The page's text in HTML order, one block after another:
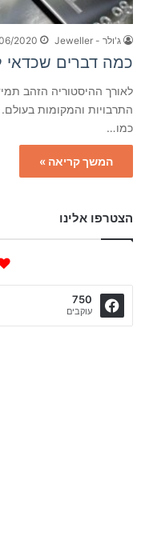
ג'ולר - Jeweller 2020
כמה דברים שכדאי
לאורך ההיסטוריה הזהב
התרבויות והמקומות
כמו…
המשך קריאה »
הצטרפו אלינו
750
עוקבים